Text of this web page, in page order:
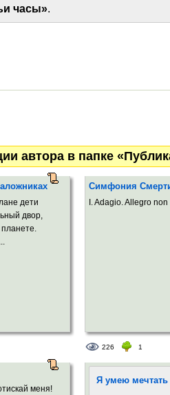
часы».
автора в папке
дети
двор,
Симфония
I. Adagio. Allegro non
226 1
меня!
Я умею мечтать